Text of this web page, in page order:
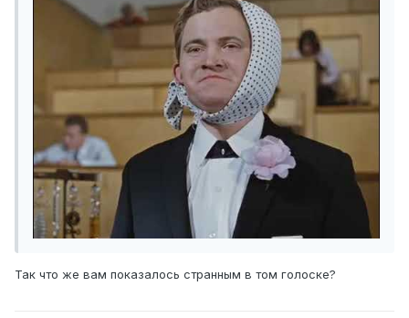
Так что же вам показалось странным в том голоске?